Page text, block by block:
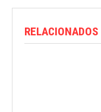
RELACIONADOS